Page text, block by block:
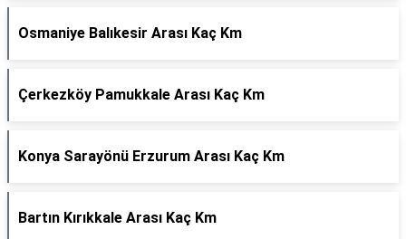
Osmaniye Balıkesir Arası Kaç Km
Çerkezköy Pamukkale Arası Kaç Km
Konya Sarayönü Erzurum Arası Kaç Km
Bartın Kırıkkale Arası Kaç Km